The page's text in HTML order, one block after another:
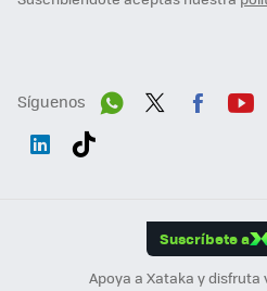
Síguenos
Suscríbete a
Apoya a Xataka y